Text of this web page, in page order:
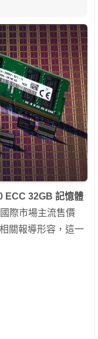
ECC 32GB 記憶體
際市場主流售價
關報導形容，這一